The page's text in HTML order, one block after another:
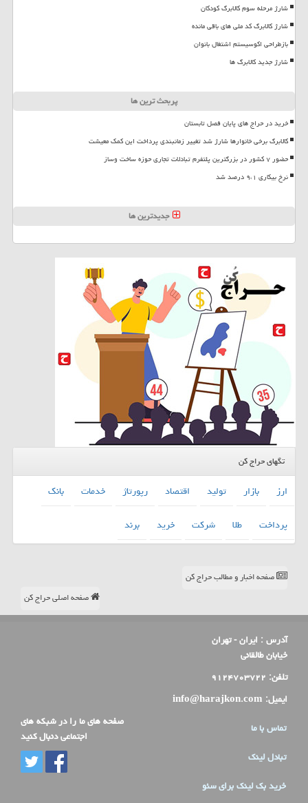
شارژ مرحله سوم کالابرگ کودکان
شارژ کالابرگ کد ملی های باقی مانده
بازطراحی اکوسیستم اشتغال بانوان
شارژ جدید کالابرگ ها
پربحث ترین ها
خرید در حراج های پایان فصل تابستان
کالابرگ برخی خانوارها شارژ شد تغییر زمانبندی پرداخت این کمک معیشت
حضور ۷ کشور در بزرگترین پلتفرم تبادلات تجاری حوزه ساخت وساز
نرخ بیکاری ۹،۱ درصد شد
جدیدترین ها
تگهای حراج کن
ارز بازار تولید اقتصاد رپورتاژ خدمات
بانك
پرداخت
طلا شركت خرید برند
صفحه اخبار و مطالب حراج کن
صفحه اصلی حراج کن
آدرس : ایران - تهران
خیابان طالقانی
تلفن: ۹۱۲۴۷۰۳۷۲۲
ایمیل: info@harajkon.com
تماس با ما
تبادل لینک
خرید بک لینک برای سئو
صفحه های ما را در شبکه های
اجتماعی دنبال کنید